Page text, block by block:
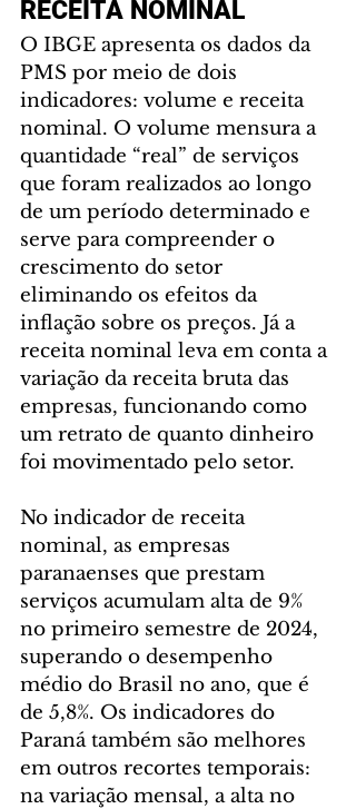
RECEITA NOMINAL
O IBGE apresenta os dados da
PMS por meio de dois
indicadores: volume e receita
nominal. O volume mensura a
quantidade “real” de serviços
que foram realizados ao longo
de um período determinado e
serve para compreender o
crescimento do setor
eliminando os efeitos da
inflação sobre os preços. Já a
receita nominal leva em conta a
variação da receita bruta das
empresas, funcionando como
um retrato de quanto dinheiro
foi movimentado pelo setor.
No indicador de receita
nominal, as empresas
paranaenses que prestam
serviços acumulam alta de 9%
no primeiro semestre de 2024,
superando o desempenho
médio do Brasil no ano, que é
de 5,8%. Os indicadores do
Paraná também são melhores
em outros recortes temporais:
na variação mensal, a alta no